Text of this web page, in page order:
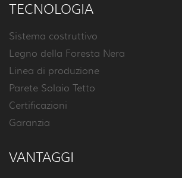
TECNOLOGIA
Sistema costruttivo
Legno della Foresta Nera
Linea di produzione
Parete Solaio Tetto
Certificazioni
Garanzia
VANTAGGI